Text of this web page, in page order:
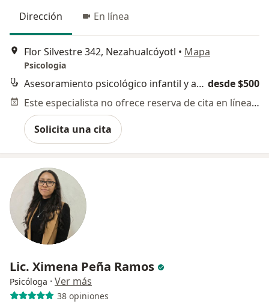
Dirección En línea
Flor Silvestre 342, Nezahualcóyotl • Mapa
Psicologia
Asesoramiento psicológico infantil y adolescente para padres de familia desde $500
Este especialista no ofrece reserva de cita en línea en esta dirección.
Solicita una cita
Lic. Ximena Peña Ramos
Psicóloga · Ver más
38 opiniones